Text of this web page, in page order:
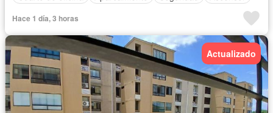
Hace 1 día, 3 horas
Actualizado